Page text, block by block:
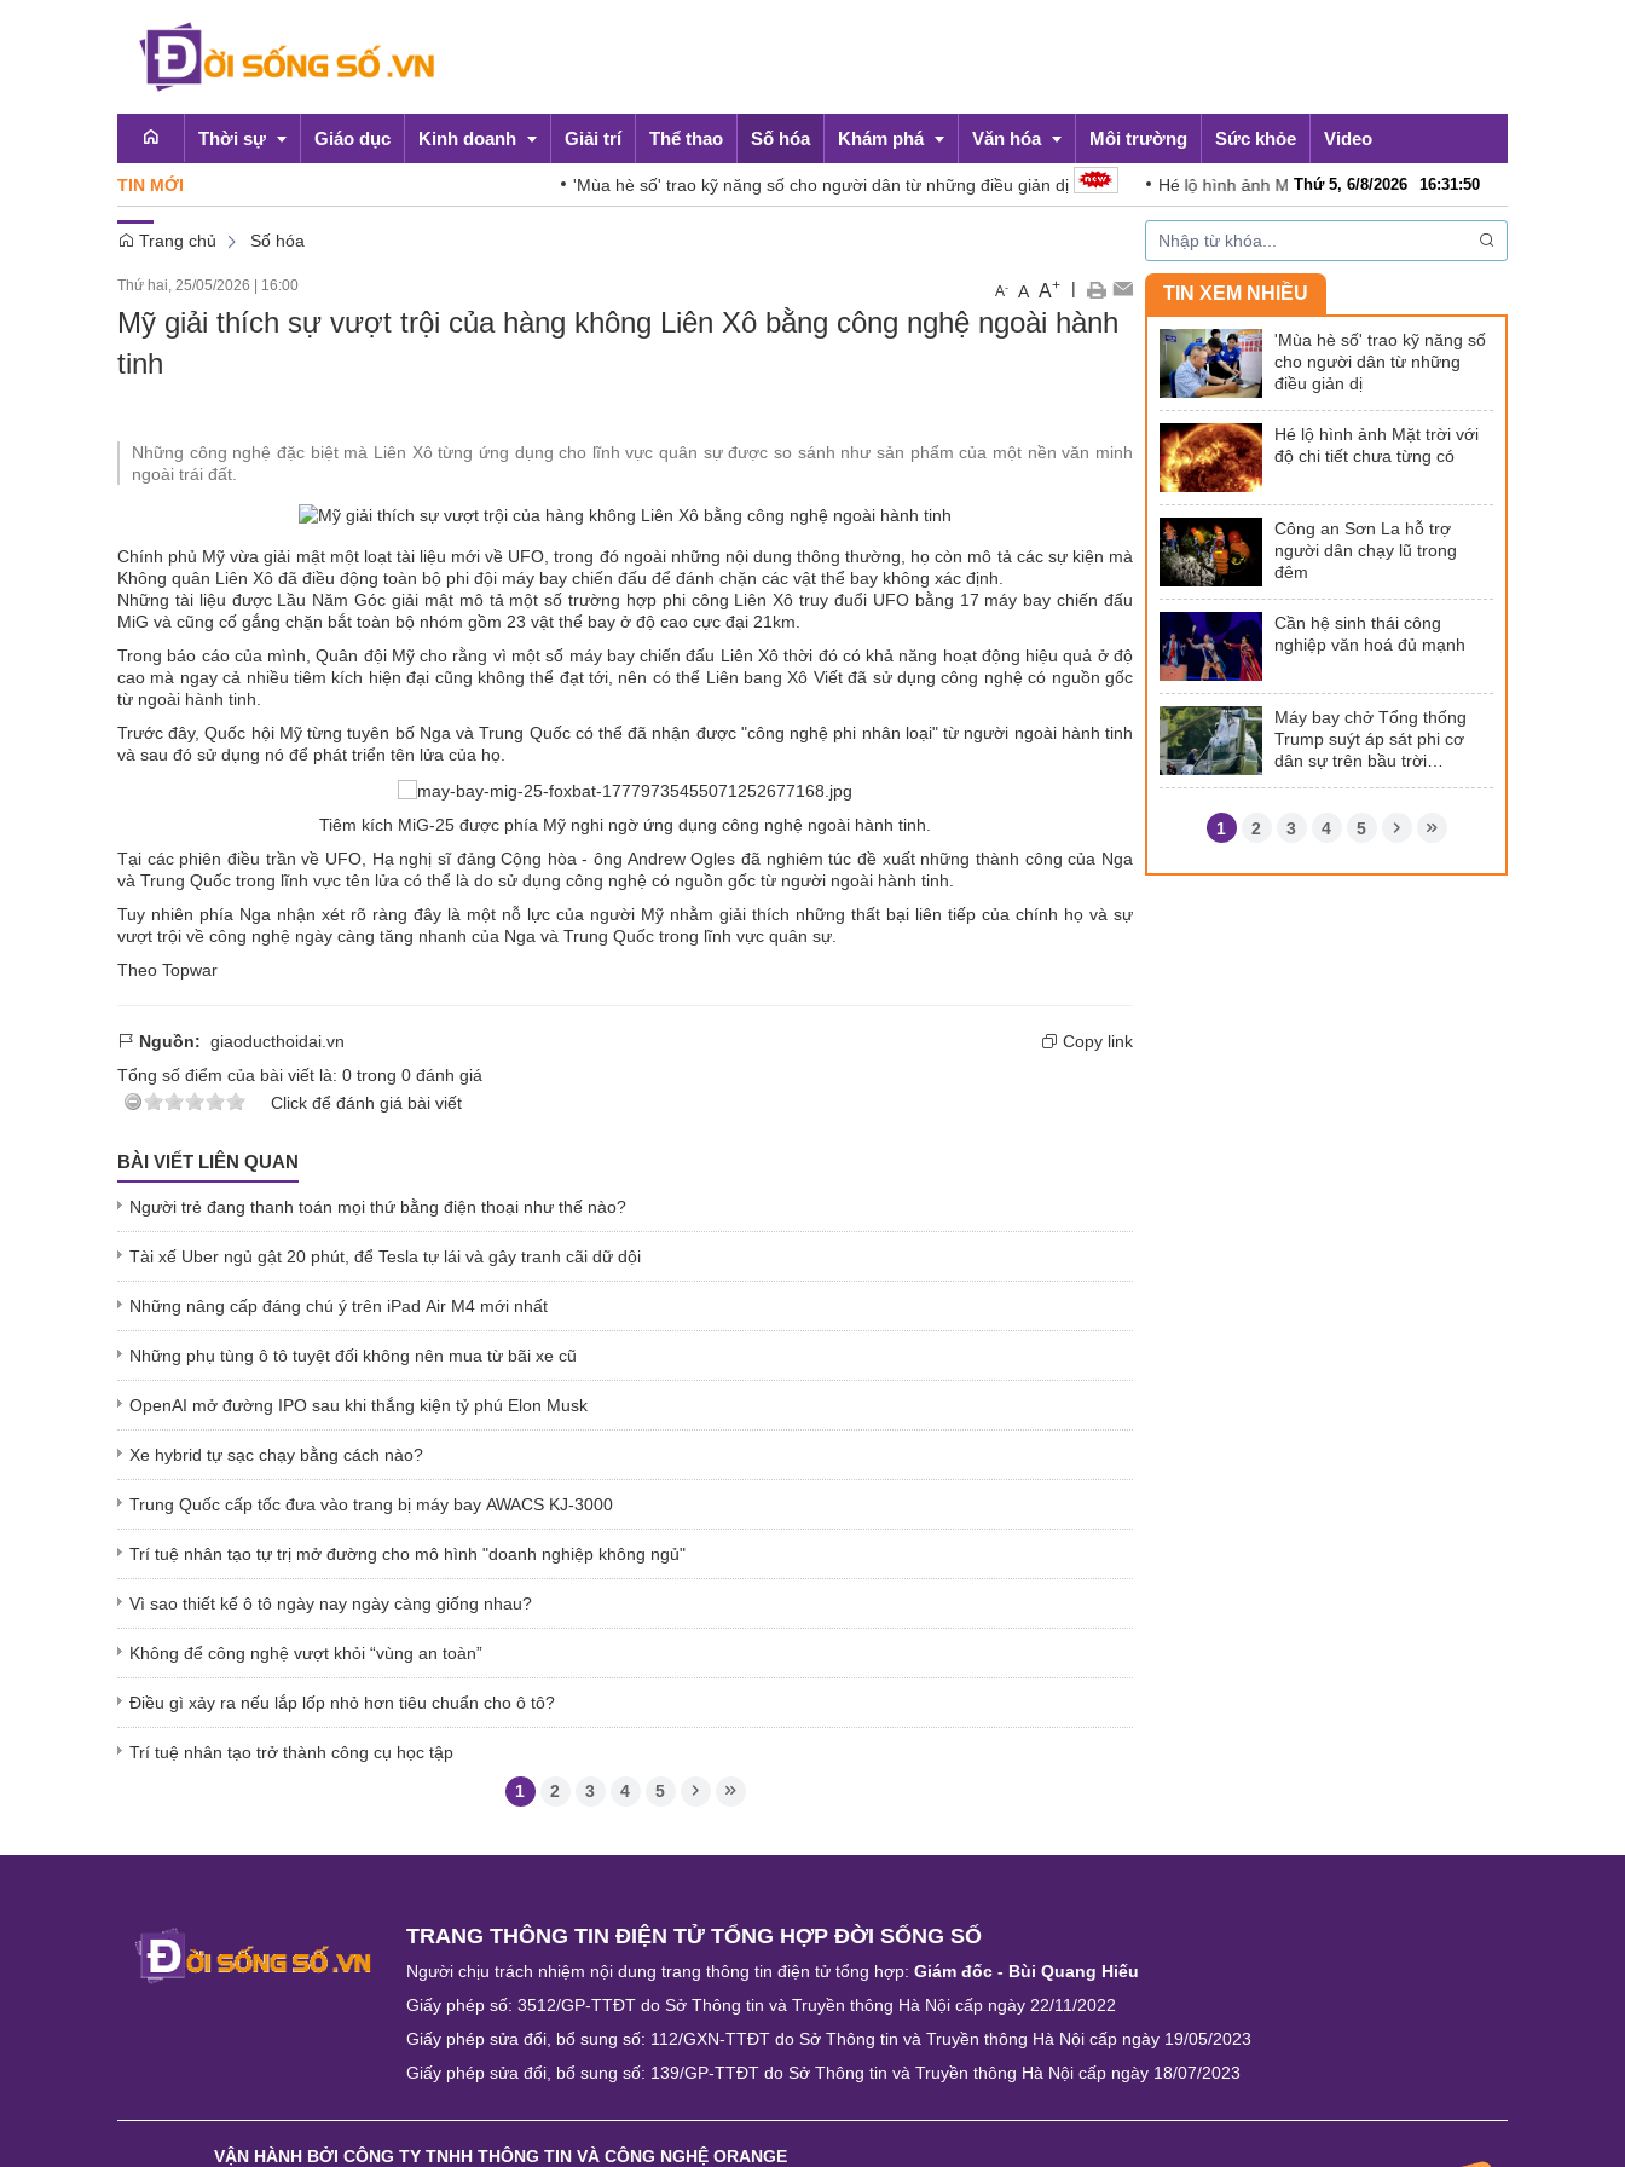
Thời sự
Emagazine
Giáo dục Kinh doanh Giải trí Thể thao Số hóa Khám phá Văn hóa Môi trường Sức khỏe Video
TIN MỚI 'Mùa hè số' trao kỹ năng số cho người dân từ những điều giản dị Hé lộ hình ảnh Mặt trời với độ chi tiết chưa từng có
Thứ 5, 6/8/2026 16:31:51
Trang chủ Số hóa
Thứ hai, 25/05/2026 16:00 A- A A+ |
Mỹ giải thích sự vượt trội của hàng không Liên Xô bằng công nghệ ngoài hành
tinh
Những công nghệ đặc biệt mà Liên Xô từng ứng dụng cho lĩnh vực quân sự được so sánh như sản phẩm của một nền văn minh
ngoài trái đất.
Chính phủ Mỹ vừa giải mật một loạt tài liệu mới về UFO, trong đó ngoài những nội dung thông thường, họ còn mô tả các sự kiện mà
Không quân Liên Xô đã điều động toàn bộ phi đội máy bay chiến đấu để đánh chặn các vật thể bay không xác định.
Những tài liệu được Lầu Năm Góc giải mật mô tả một số trường hợp phi công Liên Xô truy đuổi UFO bằng 17 máy bay chiến đấu
MiG và cũng cố gắng chặn bắt toàn bộ nhóm gồm 23 vật thể bay ở độ cao cực đại 21km.
Trong báo cáo của mình, Quân đội Mỹ cho rằng vì một số máy bay chiến đấu Liên Xô thời đó có khả năng hoạt động hiệu quả ở độ
cao mà ngay cả nhiều tiêm kích hiện đại cũng không thể đạt tới, nên có thể Liên bang Xô Viết đã sử dụng công nghệ có nguồn gốc
từ ngoài hành tinh.
Trước đây, Quốc hội Mỹ từng tuyên bố Nga và Trung Quốc có thể đã nhận được "công nghệ phi nhân loại" từ người ngoài hành tinh
và sau đó sử dụng nó để phát triển tên lửa của họ.
Tiêm kích MiG-25 được phía Mỹ nghi ngờ ứng dụng công nghệ ngoài hành tinh.
Tại các phiên điều trần về UFO, Hạ nghị sĩ đảng Cộng hòa - ông Andrew Ogles đã nghiêm túc đề xuất những thành công của Nga
và Trung Quốc trong lĩnh vực tên lửa có thể là do sử dụng công nghệ có nguồn gốc từ người ngoài hành tinh.
Tuy nhiên phía Nga nhận xét rõ ràng đây là một nỗ lực của người Mỹ nhằm giải thích những thất bại liên tiếp của chính họ và sự
vượt trội về công nghệ ngày càng tăng nhanh của Nga và Trung Quốc trong lĩnh vực quân sự.
Theo Topwar
Nguồn: giaoducthoidai.vn
Copy link
Tổng số điểm của bài viết là: 0 trong 0 đánh giá
Click để đánh giá bài viết
BÀI VIẾT LIÊN QUAN
Người trẻ đang thanh toán mọi thứ bằng điện thoại như thế nào?
Tài xế Uber ngủ gật 20 phút, để Tesla tự lái và gây tranh cãi dữ dội
Những nâng cấp đáng chú ý trên iPad Air M4 mới nhất
Những phụ tùng ô tô tuyệt đối không nên mua từ bãi xe cũ
OpenAI mở đường IPO sau khi thắng kiện tỷ phú Elon Musk
Xe hybrid tự sạc chạy bằng cách nào?
Trung Quốc cấp tốc đưa vào trang bị máy bay AWACS KJ-3000
Trí tuệ nhân tạo tự trị mở đường cho mô hình "doanh nghiệp không ngủ"
Vì sao thiết kế ô tô ngày nay ngày càng giống nhau?
Không để công nghệ vượt khỏi “vùng an toàn”
Điều gì xảy ra nếu lắp lốp nhỏ hơn tiêu chuẩn cho ô tô?
Trí tuệ nhân tạo trở thành công cụ học tập
1 2 3 4 5
TIN XEM NHIỀU
'Mùa hè số' trao kỹ năng số
cho người dân từ những
điều giản dị
Hé lộ hình ảnh Mặt trời với
độ chi tiết chưa từng có
Công an Sơn La hỗ trợ
người dân chạy lũ trong
đêm
Cần hệ sinh thái công
nghiệp văn hoá đủ mạnh
Máy bay chở Tổng thống
Trump suýt áp sát phi cơ
dân sự trên bầu trời
1 2 3 4 5
TRANG THÔNG TIN ĐIỆN TỬ TỔNG HỢP ĐỜI SỐNG SỐ
Người chịu trách nhiệm nội dung trang thông tin điện tử tổng hợp: Giám đốc - Bùi Quang Hiếu
Giấy phép số: 3512/GP-TTĐT do Sở Thông tin và Truyền thông Hà Nội cấp ngày 22/11/2022
Giấy phép sửa đổi, bổ sung số: 112/GXN-TTĐT do Sở Thông tin và Truyền thông Hà Nội cấp ngày 19/05/2023
Giấy phép sửa đổi, bổ sung số: 139/GP-TTĐT do Sở Thông tin và Truyền thông Hà Nội cấp ngày 18/07/2023
VẬN HÀNH BỞI CÔNG TY TNHH THÔNG TIN VÀ CÔNG NGHỆ ORANGE